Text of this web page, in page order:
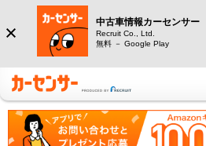
中古車情報カーセンサー
Recruit Co., Ltd.
無料 － Google Play